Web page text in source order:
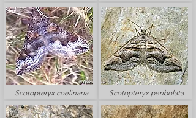
Scotopteryx coelinaria Scotopteryx peribolata